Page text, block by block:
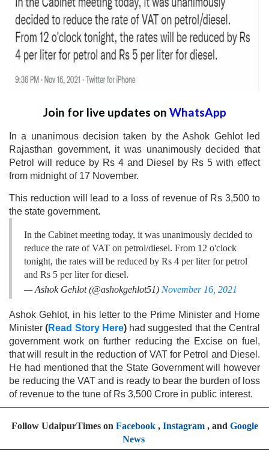
Join for live updates on WhatsApp
In a unanimous decision taken by the Ashok Gehlot led
Rajasthan government, it was unanimously decided that
Petrol will reduce by Rs 4 and Diesel by Rs 5 with effect
from midnight of 17 November.
This reduction will lead to a loss of revenue of Rs 3,500 to
the state government.
In the Cabinet meeting today, it was unanimously decided to
reduce the rate of VAT on petrol/diesel. From 12 o'clock
tonight, the rates will be reduced by Rs 4 per liter for petrol
and Rs 5 per liter for diesel.
— Ashok Gehlot (@ashokgehlot51) November 16, 2021
Ashok Gehlot, in his letter to the Prime Minister and Home
Minister(Read Story Here)had suggested that the Central
government work on further reducing the Excise on fuel,
that will result in the reduction of VAT for Petrol and Diesel.
He had mentioned that the State Government will however
be reducing the VAT and is ready to bear the burden of loss
of revenue to the tune of Rs 3,500 Crore in public interest.
Follow UdaipurTimes on Facebook, Instagram, and Google
News